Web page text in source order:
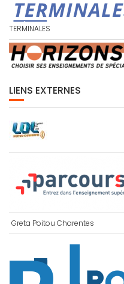
TERMINALES
LIENS EXTERNES
Greta Poitou Charentes